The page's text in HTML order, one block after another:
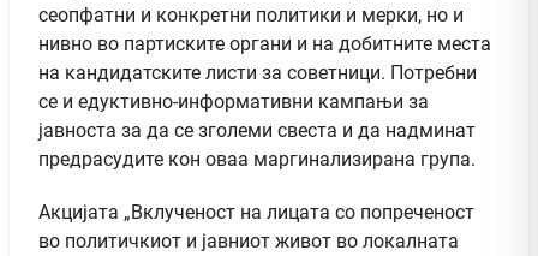
сеопфатни и конкретни политики и мерки, но и
нивно во партиските органи и на добитните места
на кандидатските листи за советници. Потребни
се и едуктивно-информативни кампањи за
јавноста за да се зголеми свеста и да надминат
предрасудите кон оваа маргинализирана група.
Акцијата „Вклученост на лицата со попреченост
во политичкиот и јавниот живот во локалната